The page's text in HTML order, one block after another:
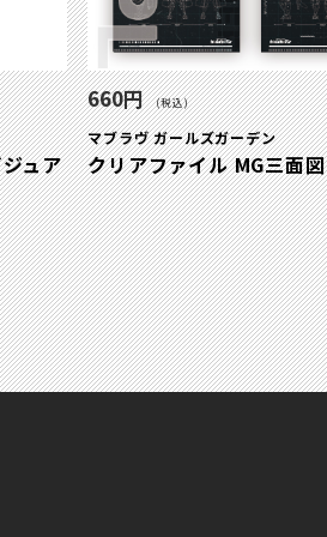
ュア
660円 (税込)
マブラヴ ガールズガーデン
クリアファイル MG三面図